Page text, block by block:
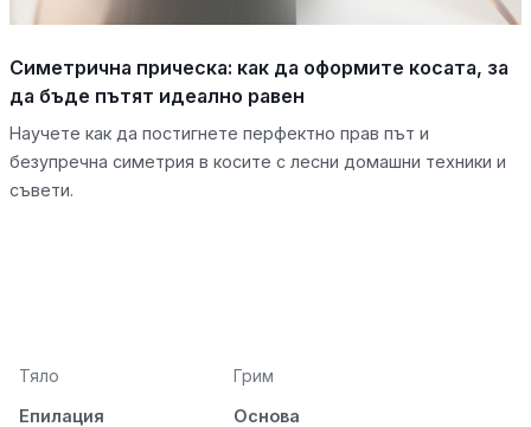
Симетрична прическа: как да оформите косата, за
да бъде пътят идеално равен
Научете как да постигнете перфектно прав път и
безупречна симетрия в косите с лесни домашни техники и
съвети.
Тяло
Епилация
Грим
Основа